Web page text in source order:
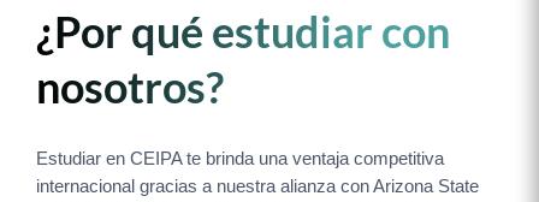
¿Por qué estudiar con
nosotros?
Estudiar en CEIPA te brinda una ventaja competitiva
internacional gracias a nuestra alianza con Arizona State